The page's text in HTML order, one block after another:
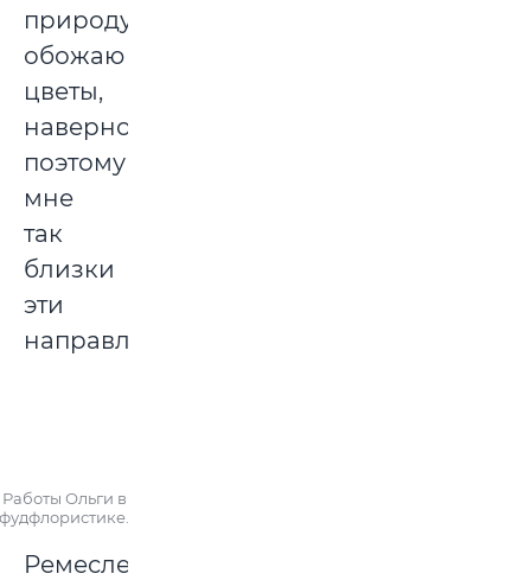
природу,
обожаю
цветы,
наверное,
поэтому
мне
так
близки
эти
направления.
Работы Ольги в
фудфлористике.
Ремесленница